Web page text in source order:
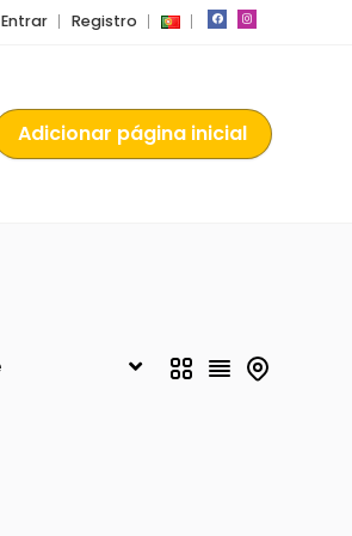
Entrar Registro
Adicionar página inicial